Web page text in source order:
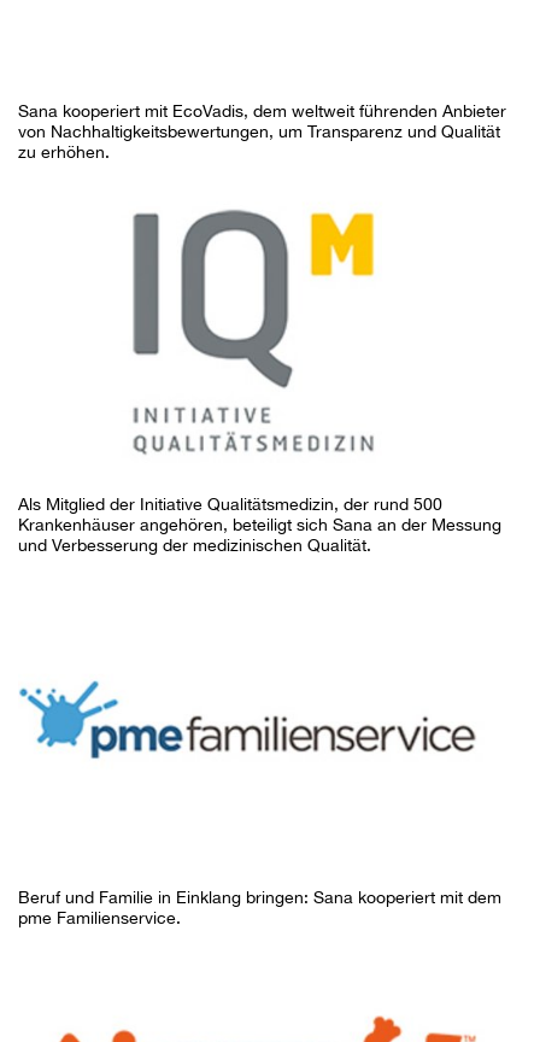
Sana kooperiert mit EcoVadis, dem weltweit führenden Anbieter
von Nachhaltigkeitsbewertungen, um Transparenz und Qualität
zu erhöhen.
Als Mitglied der Initiative Qualitätsmedizin, der rund 500
Krankenhäuser angehören, beteiligt sich Sana an der Messung
und Verbesserung der medizinischen Qualität.
Beruf und Familie in Einklang bringen: Sana kooperiert mit dem
pme Familienservice.